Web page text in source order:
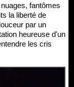
fantômes
la liberté de
par un
heureuse d'un
les cris